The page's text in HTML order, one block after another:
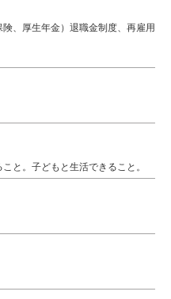
、厚生年金）退職金制度、再雇用
と。子どもと生活できること。